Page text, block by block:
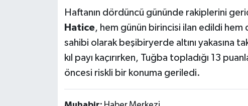
Haftanın dördüncü gününde rakiplerini
Hatice, hem günün birincisi ilan edildi
sahibi olarak beşibiryerde altını yakasına
kıl payı kaçırırken, Tuğba topladığı 13
öncesi riskli bir konuma geriledi.
VİZYONDAKİLER